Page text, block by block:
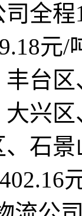
全
元
台
兴
石